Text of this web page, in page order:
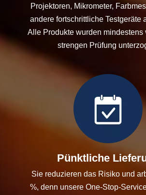
Projektoren, Mikrometer,
andere fortschrittliche Testgeräte
Alle Produkte wurden mindestens
strengen Prüfung
Pünktliche
Sie reduzieren das Risiko und
%, denn unsere One-Stop-